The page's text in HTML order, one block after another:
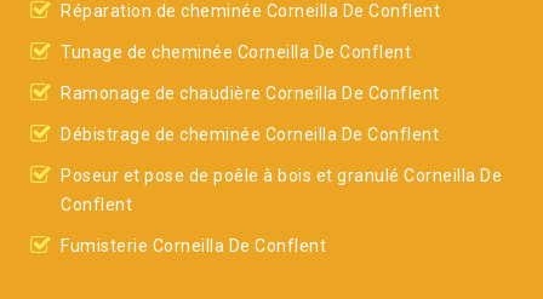
Réparation de cheminée Corneilla De Conflent
Tunage de cheminée Corneilla De Conflent
Ramonage de chaudière Corneilla De Conflent
Débistrage de cheminée Corneilla De Conflent
Poseur et pose de poêle à bois et granulé Corneilla De
Conflent
Fumisterie Corneilla De Conflent